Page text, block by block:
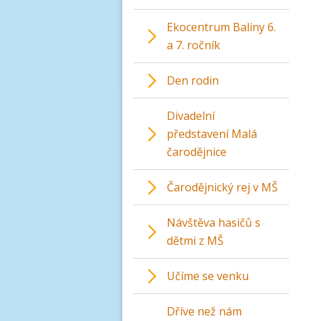
Ekocentrum Baliny 6.
a 7. ročník
Den rodin
Divadelní
představení Malá
čarodějnice
Čarodějnický rej v MŠ
Návštěva hasičů s
dětmi z MŠ
Učíme se venku
Dříve než nám